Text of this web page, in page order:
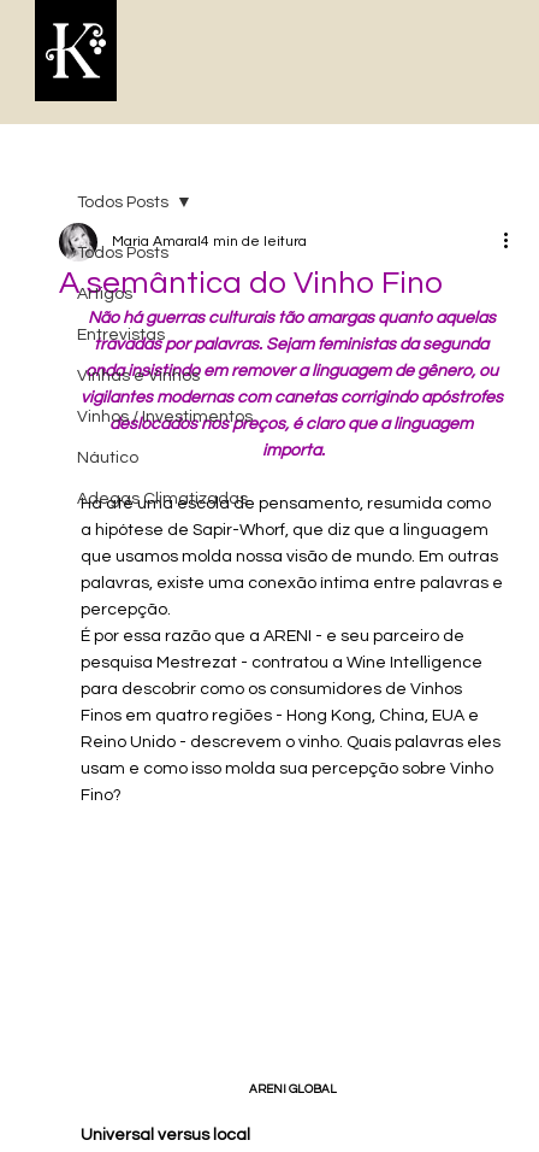
Todos Posts
Artigos
Entrevistas
Vinhas e Vinhos
Vinhos / Investimentos
Náutico
Adegas Climatizadas
Todos Posts
A semântica do Vinho Fino
Maria Amaral4 min de leitura
Não há guerras culturais tão amargas quanto aquelas
travadas por palavras. Sejam feministas da segunda
onda insistindo em remover a linguagem de gênero, ou
vigilantes modernas com canetas corrigindo apóstrofes
deslocados nos preços, é claro que a linguagem
importa.
Há até uma escola de pensamento, resumida como
a hipótese de Sapir-Whorf, que diz que a linguagem
que usamos molda nossa visão de mundo. Em outras
palavras, existe uma conexão íntima entre palavras e
percepção.
É por essa razão que a ARENI - e seu parceiro de
pesquisa Mestrezat - contratou a Wine Intelligence
para descobrir como os consumidores de Vinhos
Finos em quatro regiões - Hong Kong, China, EUA e
Reino Unido - descrevem o vinho. Quais palavras eles
usam e como isso molda sua percepção sobre Vinho
Fino?
ARENI GLOBAL
Universal versus local